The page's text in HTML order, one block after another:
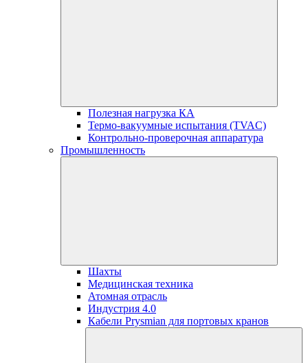
Полезная нагрузка КА
Термо-вакуумные испытания (TVAC)
Контрольно-проверочная аппаратура
Промышленность
Шахты
Медицинская техника
Атомная отрасль
Индустрия 4.0
Кабели Prysmian для портовых кранов